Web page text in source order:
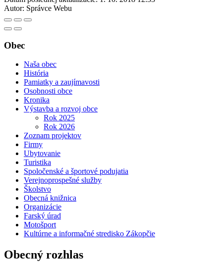
Autor: Správce Webu
Obec
Naša obec
História
Pamiatky a zaujímavosti
Osobnosti obce
Kronika
Výstavba a rozvoj obce
Rok 2025
Rok 2026
Zoznam projektov
Firmy
Ubytovanie
Turistika
Spoločenské a športové podujatia
Verejnoprospešné služby
Školstvo
Obecná knižnica
Organizácie
Farský úrad
Motošport
Kultúrne a informačné stredisko Zákopčie
Obecný rozhlas